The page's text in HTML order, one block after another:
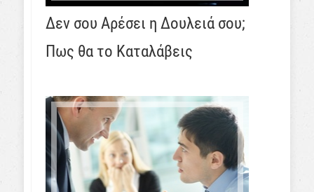
Δεν σου Αρέσει η Δουλειά σου;
Πως θα το Καταλάβεις